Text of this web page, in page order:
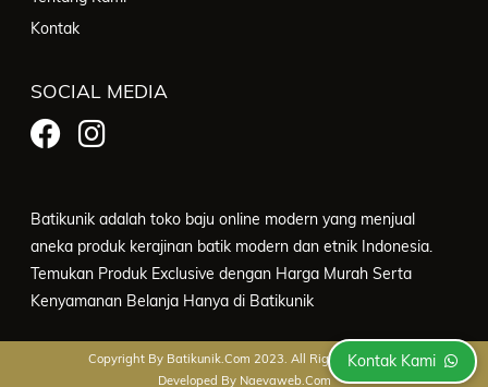
Kontak
SOCIAL MEDIA
Batikunik adalah toko baju online modern yang menjual
aneka produk kerajinan batik modern dan etnik Indonesia.
Temukan Produk Exclusive dengan Harga Murah Serta
Kenyamanan Belanja Hanya di Batikunik
Copyright By Batikunik.com 2023. All Right Reserved.
Developed By Naevaweb.com
Kontak Kami